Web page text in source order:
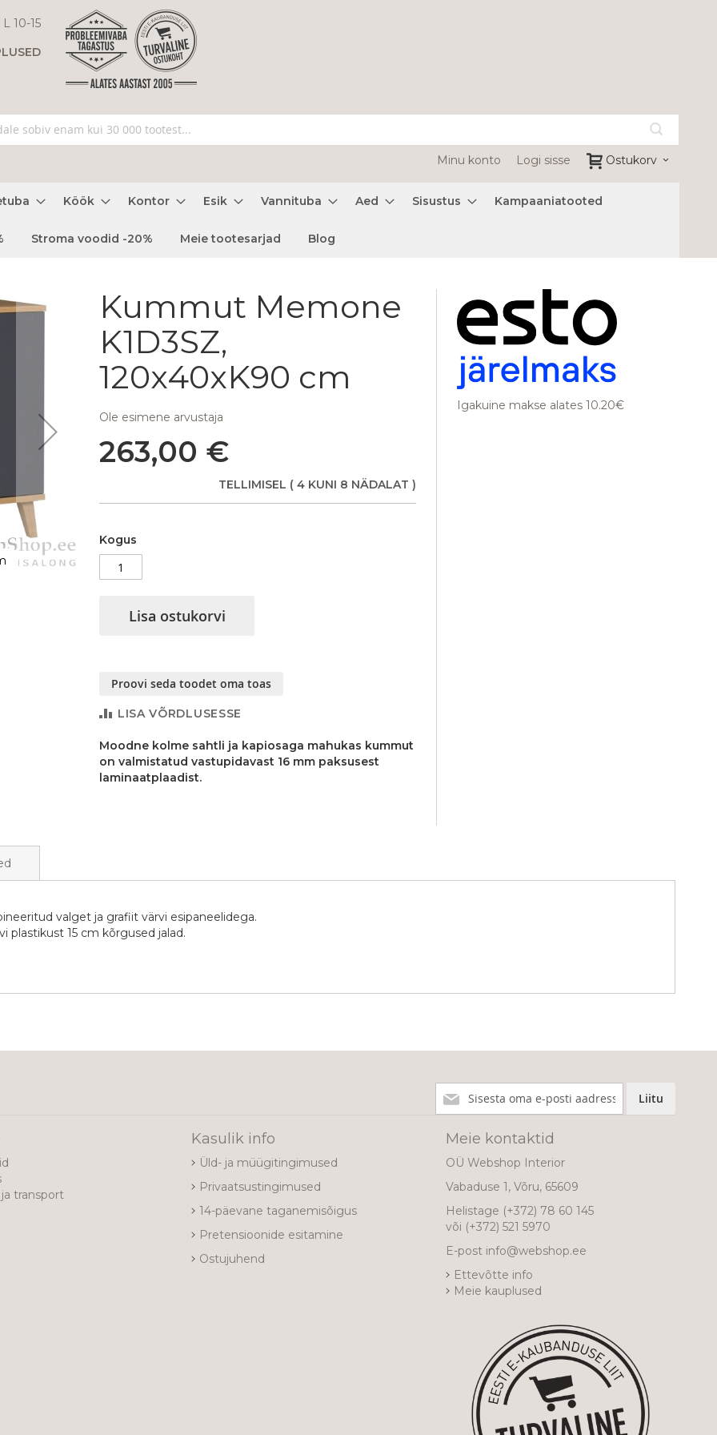
10-15
Ostukorv
Minu konto Logi sisse
Köök Kontor Esik Vannituba Aed Sisustus Kampaaniatooted
Stroma voodid -20% Meie tootesarjad Blog
Igakuine makse alates 10.20€
Kummut Memone
K1D3SZ,
120x40xK90 cm
Ole esimene arvustaja
263,00 €
TELLIMISEL ( 4 KUNI 8 NÄDALAT )
Kogus
Lisa ostukorvi
Proovi seda toodet oma toas
LISA VÕRDLUSESSE
Moodne kolme sahtli ja kapiosaga mahukas kummut
on valmistatud vastupidavast 16 mm paksusest
laminaatplaadist.
valget ja grafiit värvi esipaneelidega.
plastikust 15 cm kõrgused jalad.
meie
Liitu
transport
Kasulik info
Üld- ja müügitingimused
Privaatsustingimused
14-päevane taganemisõigus
Pretensioonide esitamine
Ostujuhend
Meie kontaktid
OÜ Webshop Interior
Vabaduse 1, Võru, 65609
Helistage (+372) 78 60 145
või (+372) 521 5970
E-post info@webshop.ee
Ettevõtte info
Meie kauplused